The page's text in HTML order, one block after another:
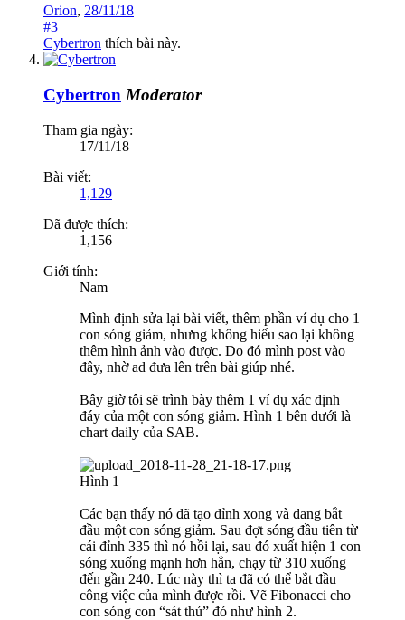
Orion, 28/11/18
#3
Cybertron thích bài này.
Cybertron Moderator
Tham gia ngày:
17/11/18
Bài viết:
1,129
Đã được thích:
1,156
Giới tính:
Nam
Mình định sửa lại bài viết, thêm phần ví dụ cho 1
con sóng giảm, nhưng không hiểu sao lại không
thêm hình ảnh vào được. Do đó mình post vào
đây, nhờ ad đưa lên trên bài giúp nhé.
Bây giờ tôi sẽ trình bày thêm 1 ví dụ xác định
đáy của một con sóng giảm. Hình 1 bên dưới là
chart daily của SAB.
Hình 1
Các bạn thấy nó đã tạo đỉnh xong và đang bắt
đầu một con sóng giảm. Sau đợt sóng đầu tiên từ
cái đỉnh 335 thì nó hồi lại, sau đó xuất hiện 1 con
sóng xuống mạnh hơn hẳn, chạy từ 310 xuống
đến gần 240. Lúc này thì ta đã có thể bắt đầu
công việc của mình được rồi. Vẽ Fibonacci cho
con sóng con “sát thủ” đó như hình 2.